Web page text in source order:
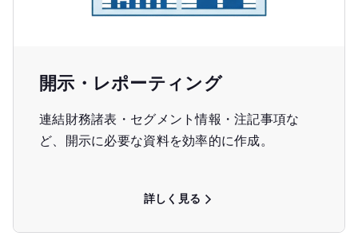
開示・レポーティング
連結財務諸表・セグメント情報・注記事項な
ど、開示に必要な資料を効率的に作成。
詳しく見る